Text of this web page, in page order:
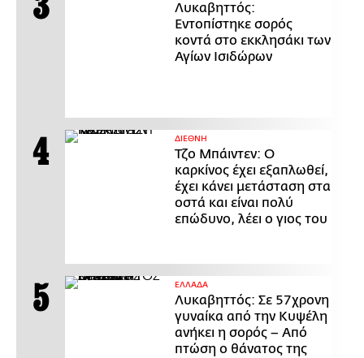
Λυκαβηττός:
Εντοπίστηκε σορός
κοντά στο εκκλησάκι των
Αγίων Ισιδώρων
ΔΙΕΘΝΗ
Τζο Μπάιντεν: Ο
καρκίνος έχει εξαπλωθεί,
έχει κάνει μετάσταση στα
οστά και είναι πολύ
επώδυνο, λέει ο γιος του
ΕΛΛΑΔΑ
Λυκαβηττός: Σε 57χρονη
γυναίκα από την Κυψέλη
ανήκει η σορός – Από
πτώση ο θάνατος της